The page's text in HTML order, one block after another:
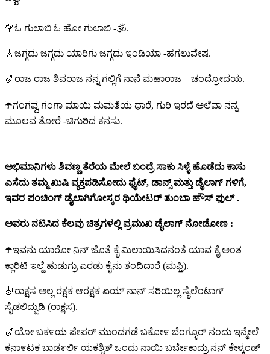
🌹ಓ ಗುಲಾಬಿ ಓ ಹೋ ಗುಲಾಬಿ -🕉.
🎸ಜಗ್ಗದು ಜಗ್ಗದು ಯಾರಿಗು ಜಗ್ಗದು ಇಂಡಿಯಾ -ಹಗಲುವೇಷ.
🎷ರಾಜ ರಾಜ ಶಿವರಾಜ ನನ್ನ ಗಲ್ಲಿಗೆ ನಾನೆ ಮಹಾರಾಜ – ಚಂದ್ರೋದಯ.
☂️ಗಂಗವ್ವ ಗಂಗಾ ಮಾಯಿ ಮಮತೆಯ ಧಾರೆ, ಗುರಿ ಇರದೆ ಅಲೆವಾ ನನ್ನ
ಮೂಲವ ತೋರೆ -ಚಿಗುರಿದ ಕನಸು.
ಅಭಿಮಾನಿಗಳು ಶಿವಣ್ಣ ತೆರೆಯ ಮೇಲೆ ಬಂದ್ರೆ ಸಾಕು ಸಿಳ್ಳೆ ಹೊಡೆದು ಕಾಸು
ಎಸೆದು ತಮ್ಮ ಖುಷಿ ವ್ಯಕ್ತಪಡಿಸೋದು ಫೈಟ್, ಡಾನ್ಸ್ ಮತ್ತು ಡೈಲಾಗ್ ಗಳಿಗೆ,
ಇವರ ಪಂಚಿಂಗ್ ಡೈಲಾಗಿಗೋಸ್ಕರ ಥಿಯೇಟರ್ ತುಂಬಾ ಹೌಸ್ ಫುಲ್ .
ಅವರು ನಟಿಸಿದ ಕೆಲವು ಚಿತ್ರಗಳಲ್ಲಿ ಪ್ರಮುಖ ಡೈಲಾಗ್ ನೋಡೋಣ :
☂️ಇವನು ಯಾರೋ ನಿನ್ ಜೊತೆ ಕೈ ಮಿಲಾಯಿಸಿದನಂತೆ ಯಾವ ಕೈ ಅಂತ
ಕ್ಲಾರಿಟಿ ಇಲ್ದೆ ಹುಡುಗ್ರು ಎರಡು ಕೈನು ತಂದಿದಾರೆ (ಮಫ್ತಿ).
🎻ರಾಕ್ಷಸ ಅಲ್ಲ ರಕ್ಷಕ ಆರಕ್ಷಕ ಏಯ್ ನಾನ್ ಸರಿಯಿಲ್ಲ ಸೈಲೆಂಟಾಗ್
ಸೈಡಲಿದ್ಬುಡಿ (ರಾಕ್ಷಸ).
🎷ಯೋ ಬಕ೯ಯ ಪೇಪರ್ ಮುಂದಗಡೆ ಬಕೋ೯ ಬೆಂಗ್ಳೂರ್ ನಂದು ಇನ್ಮೇಲೆ
ಕನಾ೯ಟಕ ಬಾಡ೯ರ್ಲಿ ಯಕಶ್ಚಿತ್ ಒಂದು ನಾಯಿ ಬರ್ಬೇಕಾದ್ರು ನನ್ ಕೇಳ್ಕಂಡ್